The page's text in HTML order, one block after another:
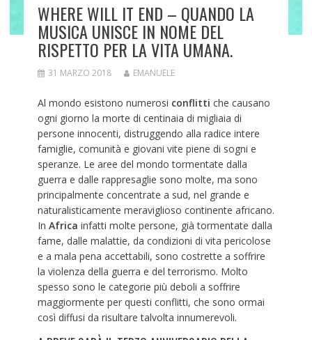
WHERE WILL IT END – QUANDO LA
MUSICA UNISCE IN NOME DEL
RISPETTO PER LA VITA UMANA.
31 MARZO 2018 EMANUELE
Al mondo esistono numerosi conflitti che causano
ogni giorno la morte di centinaia di migliaia di
persone innocenti, distruggendo alla radice intere
famiglie, comunità e giovani vite piene di sogni e
speranze. Le aree del mondo tormentate dalla
guerra e dalle rappresaglie sono molte, ma sono
principalmente concentrate a sud, nel grande e
naturalisticamente meraviglioso continente africano.
In Africa infatti molte persone, già tormentate dalla
fame, dalle malattie, da condizioni di vita pericolose
e a mala pena accettabili, sono costrette a soffrire
la violenza della guerra e del terrorismo. Molto
spesso sono le categorie più deboli a soffrire
maggiormente per questi conflitti, che sono ormai
così diffusi da risultare talvolta innumerevoli.